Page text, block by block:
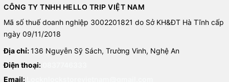
CÔNG TY TNHH HELLO TRIP VIỆT NAM
Mã số thuế doanh nghiệp 3002201821 do Sở KH&ĐT Hà Tĩnh cấp
ngày 09/11/2018
Địa chỉ:136 Nguyễn Sỹ Sách, Trường Vinh, Nghệ An
Điện thoại:
Email: